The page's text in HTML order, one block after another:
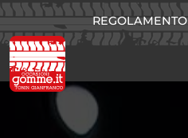
REGOLAMENTO